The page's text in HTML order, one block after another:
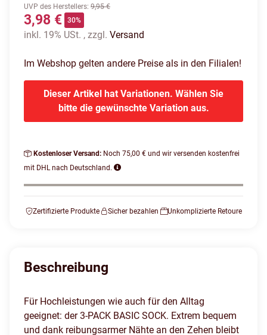
UVP des Herstellers: 9,95 €
3,98 € 30%
inkl. 19% USt. , zzgl. Versand
Im Webshop gelten andere Preise als in den Filialen!
Dieser Artikel hat Variationen. Wählen Sie
bitte die gewünschte Variation aus.
Kostenloser Versand: Noch 75,00 € und wir versenden kostenfrei
mit DHL nach Deutschland.
Zertifizierte Produkte Sicher bezahlen Unkomplizierte Retoure
Beschreibung
Für Hochleistungen wie auch für den Alltag
geeignet: der 3-PACK BASIC SOCK. Extrem bequem
und dank reibungsarmer Nähte an den Zehen bleibt